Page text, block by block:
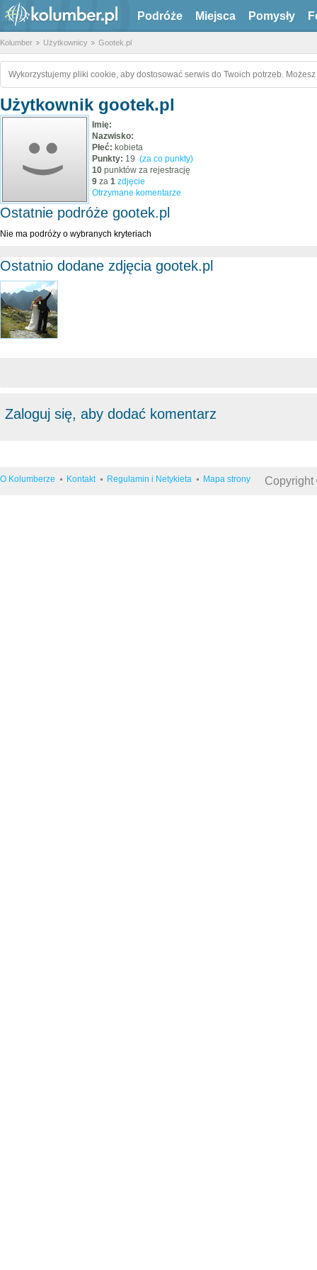
Podróże Miejsca Pomysły
Kolumber Użytkownicy Gootek.pl
Wykorzystujemy pliki cookie, aby dostosować serwis do Twoich potrzeb.
Użytkownik gootek.pl
Imię:
Nazwisko:
Płeć: kobieta
Punkty: 19 (za co punkty)
10 punktów za rejestrację
9 za 1 zdjęcie
Otrzymane komentarze
Ostatnie podróże gootek.pl
Nie ma podróży o wybranych kryteriach
Ostatnio dodane zdjęcia gootek.pl
Zaloguj się, aby dodać komentarz
O Kolumberze Kontakt Regulamin i Netykieta Mapa strony